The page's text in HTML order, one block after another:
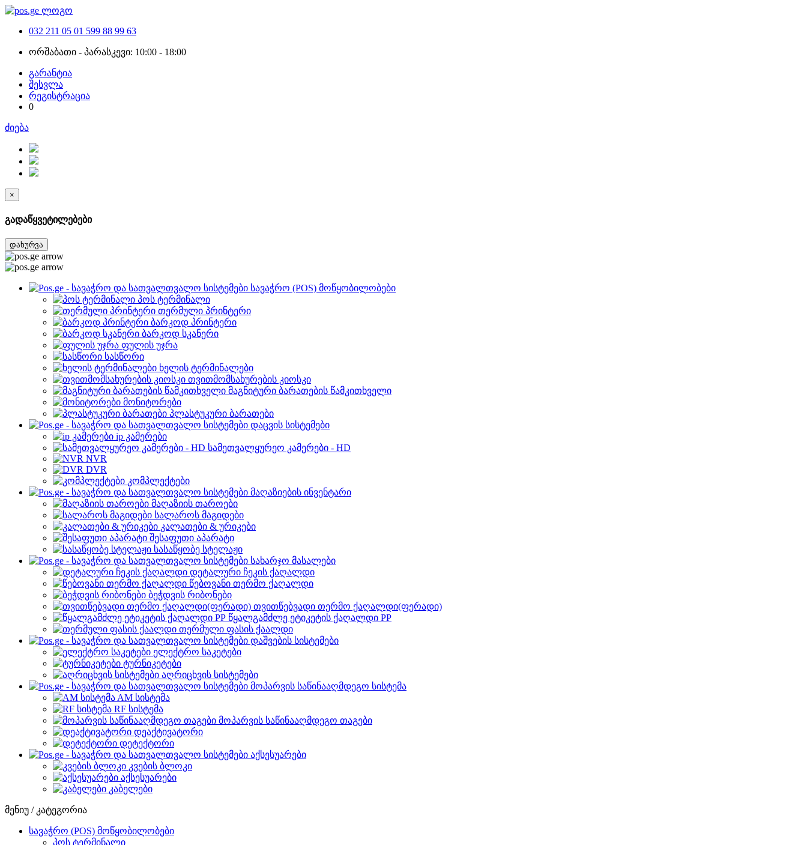
032 211 05 01 599 88 99 63
ორშაბათი - პარასკევი: 10:00 - 18:00
გარანტია
შესვლა
რეგისტრაცია
0
ძიება
×
გადაწყვეტილებები
დახურვა
სავაჭრო (POS) მოწყობილობები
პოს ტერმინალი
თერმული პრინტერი
ბარკოდ პრინტერი
ბარკოდ სკანერი
ფულის უჯრა
სასწორი
ხელის ტერმინალები
თვითმომსახურების კიოსკი
მაგნიტური ბარათების წამკითხველი
მონიტორები
პლასტუკური ბარათები
დაცვის სისტემები
ip კამერები
სამეთვალყურეო კამერები - HD
NVR
DVR
კომპლექტები
მაღაზიების ინვენტარი
მაღაზიის თაროები
სალაროს მაგიდები
კალათები & ურიკები
შესაფუთი აპარატი
სასაწყობე სტელაჟი
სახარჯო მასალები
დეტალური ჩეკის ქაღალდი
წებოვანი თერმო ქაღალდი
ბეჭდვის რიბონები
თვითწებვადი თერმო ქაღალდი(ფერადი)
წყალგამძლე ეტიკეტის ქაღალდი PP
თერმული ფასის ქაალდი
დაშვების სისტემები
ელექტრო საკეტები
ტურნიკეტები
აღრიცხვის სისტემები
მოპარვის საწინააღმდეგო სისტემა
AM სისტემა
RF სისტემა
მოპარვის საწინააღმდეგო თაგები
დეაქტივატორი
დეტექტორი
აქსესუარები
კვების ბლოკი
აქსესუარები
კაბელები
მენიუ / კატეგორია
სავაჭრო (POS) მოწყობილობები
პოს ტერმინალი